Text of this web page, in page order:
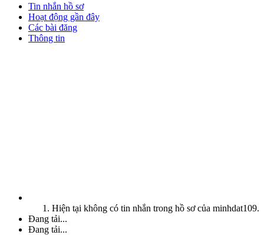
Tin nhắn hồ sơ
Hoạt động gần đây
Các bài đăng
Thông tin
Hiện tại không có tin nhắn trong hồ sơ của minhdat109.
Đang tải...
Đang tải...